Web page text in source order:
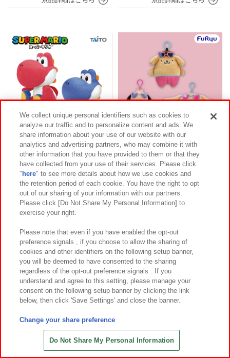
スーパーマリオ 特大サイズぬいぐ
るみ おすわりヨッシー あか＆あ
2026年7月第2週～登場
サンリオキャラクターズ くりっぴ
ぃ ぬいぐるみ～こんがり日焼けvol.1
～
2026年7月第2週～登場
サンリオキャラクターズ くりっぴ
2026年7月第2週～登場
パンダ ハローキティ こんがり日焼
We collect unique personal identifiers such as cookies to
analyze our traffic and to personalize content and ads. We
share information about your use of our website with our
analytics and advertising partners, who may combine it with
other information that you have provided to them or that they
have collected from your use of their services. Please click
" here" to see more details about how we use cookies and
the retention period of each cookie. You have the right to opt
out of our sharing of your information with our partners.
Please click [Do Not Share My Personal Information] to
exercise your right.
Please note that even if you have enabled the opt-out
preference signals , if you choose to allow the sharing of
cookies and other identifiers on the following setup banner,
you will be deemed to have consented to the sharing
regardless of the opt-out preference signals . If you
understand and agree to this setting, please manage your
consent on the following setup banner by clicking the link
below, then click 'Save Settings' and close the banner.
Change your share preference
Do Not Share My Personal Information